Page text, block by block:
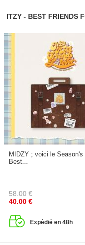
ITZY - BEST FRIENDS
MIDZY ; voici le
Best...
58.00 €
40.00 €
Expédié en 48h